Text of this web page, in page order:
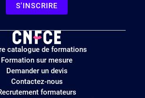
S'INSCRIRE
Logo
site
catalogue de formations
Formation sur mesure
Demander un devis
Contactez-nous
formateurs